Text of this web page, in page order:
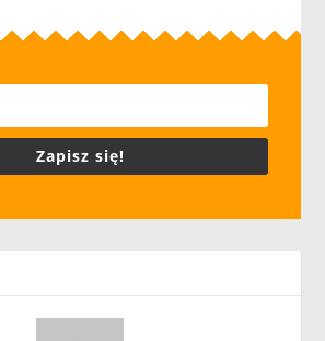
Zapisz się!